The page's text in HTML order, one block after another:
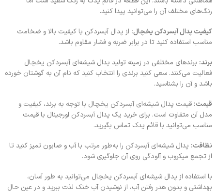
رنگ‌های مختلف آن را می‌توانید پیدا کنید.
کیفیت پدال آبسردکن یخچال: از پدال آبسردکن با کیفیت بالا و ضخامت
مناسب استفاده کنید تا در برابر ضربه و فشار مقاوم باشد.
برند: برندهای مختلفی در زمینه تولید پدال شیشه‌ای آبسردکن یخچال
فعالیت می‌کنند. سعی کنید برندی را انتخاب کنید که نام آن به گوشتان خورده
باشد و آن را بشناسید.
قیمت: قیمت پدال شیشه‌ای آبسردکن یخچال با توجه به برند، کیفیت و
مدل آن متفاوت است. برای خرید یک پدال آبسردکن اورجینال با قیمت
مناسب می‌توانید با قائم یدک تماس بگیرید.
نظافت: پدال شیشه‌ای آبسردکن را به‌طور مرتب با آب و صابون تمیز کنید تا
از تجمع میکروب و آلودگی روی آن جلوگیری شود.
با استفاده از پدال شیشه‌ای آبسردکن یخچال می‌توانید به طور آسان،
بهداشتی و بدون هدر رفتن آب، از نوشیدن آب خنک لذت ببرید و در عین حال